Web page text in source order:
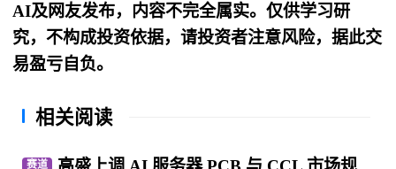
AI及网友发布，内容不完全属实。仅供学习研
究，不构成投资依据，请投资者注意风险，据此交
易盈亏自负。
相关阅读
赛道